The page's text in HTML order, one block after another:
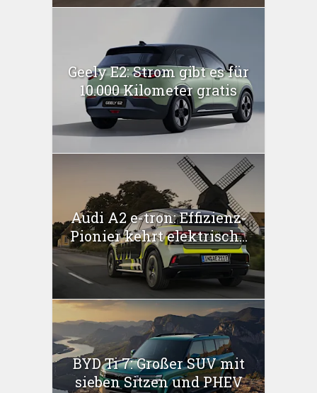
Geely E2: Strom gibt es für
10.000 Kilometer gratis
Audi A2 e-tron: Effizienz-
Pionier kehrt elektrisch...
BYD Ti 7: Großer SUV mit
sieben Sitzen und PHEV